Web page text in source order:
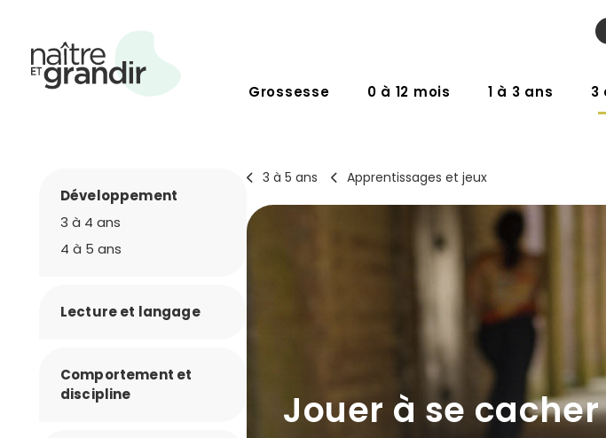
Grossesse 0 à 12 mois 1 à 3 ans 3
3 à 5 ans Apprentissages et jeux
Jouer à se cacher
Développement
3 à 4 ans
4 à 5 ans
Lecture et langage
Comportement et
discipline